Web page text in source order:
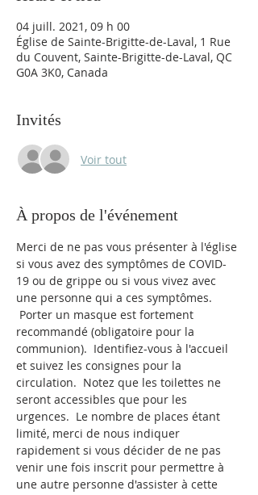
04 juill. 2021, 09 h 00
Église de Sainte-Brigitte-de-Laval, 1 Rue
du Couvent, Sainte-Brigitte-de-Laval, QC
G0A 3K0, Canada
Invités
Voir tout
À propos de l'événement
Merci de ne pas vous présenter à l'église
si vous avez des symptômes de COVID-
19 ou de grippe ou si vous vivez avec
une personne qui a ces symptômes.
Porter un masque est fortement
recommandé (obligatoire pour la
communion).  Identifiez-vous à l'accueil
et suivez les consignes pour la
circulation.  Notez que les toilettes ne
seront accessibles que pour les
urgences.  Le nombre de places étant
limité, merci de nous indiquer
rapidement si vous décider de ne pas
venir une fois inscrit pour permettre à
une autre personne d'assister à cette